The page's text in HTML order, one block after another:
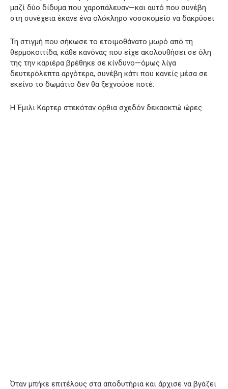
μαζί δύο δίδυμα που χαροπάλευαν—και αυτό που συνέβη
στη συνέχεια έκανε ένα ολόκληρο νοσοκομείο να δακρύσει
Τη στιγμή που σήκωσε το ετοιμοθάνατο μωρό από τη
θερμοκοιτίδα, κάθε κανόνας που είχε ακολουθήσει σε όλη
της την καριέρα βρέθηκε σε κίνδυνο—όμως λίγα
δευτερόλεπτα αργότερα, συνέβη κάτι που κανείς μέσα σε
εκείνο το δωμάτιο δεν θα ξεχνούσε ποτέ.
Η Έμιλι Κάρτερ στεκόταν όρθια σχεδόν δεκαοκτώ ώρες.
Όταν μπήκε επιτέλους στα αποδυτήρια και άρχισε να βγάζει